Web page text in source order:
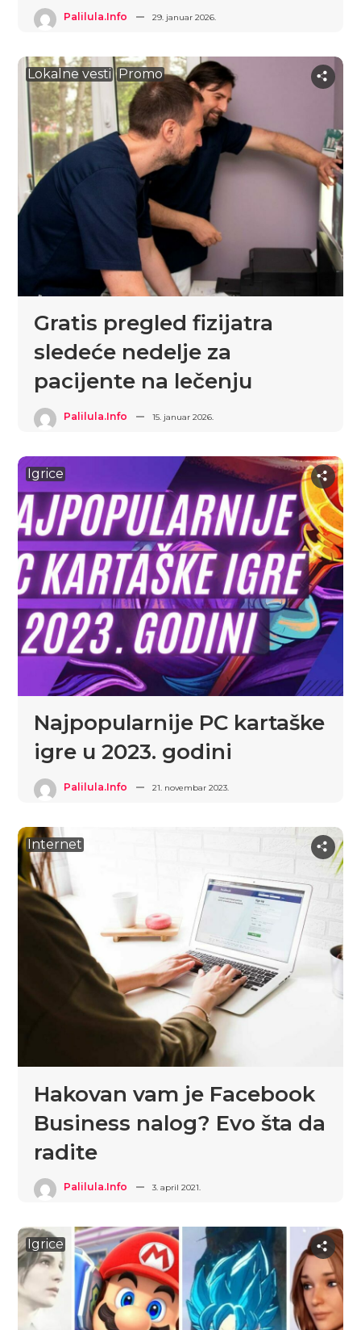
Palilula.info 29. januar 2026.
Lokalne vesti Promo
Gratis pregled fizijatra
sledeće nedelje za
pacijente na lečenju
Palilula.info 15. januar 2026.
Igrice
Najpopularnije PC kartaške
igre u 2023. godini
Palilula.info 21. novembar 2023.
Internet
Hakovan vam je Facebook
Business nalog? Evo šta da
radite
Palilula.info 3. april 2021.
Igrice